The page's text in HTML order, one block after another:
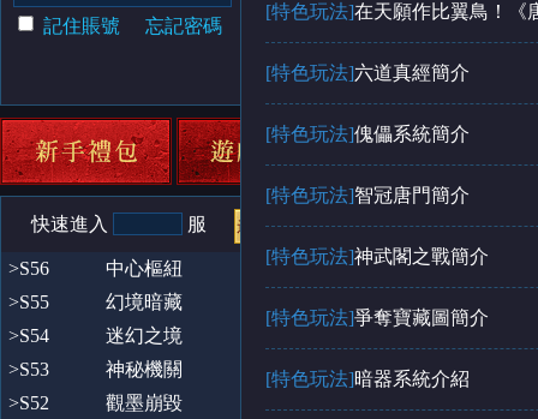
記住賬號 忘記密碼 賬號註冊
快速進入 服
>S56 中心樞紐
火爆開啟
>S55
幻境暗藏
>S54
迷幻之境
>S53
神秘機關
火爆開啟
>S52
觀墨崩毀
[特色玩法]在天願作比翼鳥！《
[特色玩法]六道真經簡介
[特色玩法]傀儡系統簡介
[特色玩法]智冠唐門簡介
[特色玩法]神武閣之戰簡介
[特色玩法]爭奪寶藏圖簡介
[特色玩法]暗器系統介紹